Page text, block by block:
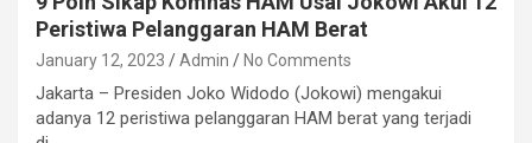
Peristiwa Pelanggaran HAM Berat
January 12, 2023 Admin No Comments
Jakarta – Presiden Joko Widodo (Jokowi) mengakui
adanya 12 peristiwa pelanggaran HAM berat yang terjadi